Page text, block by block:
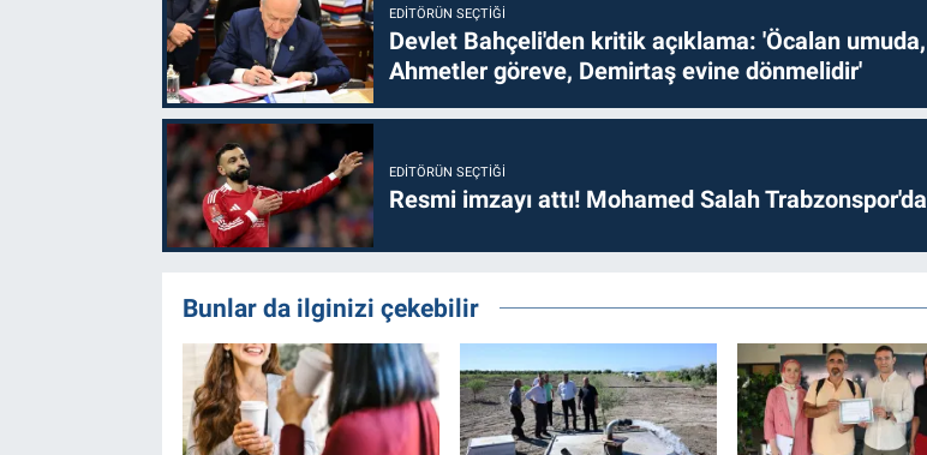
EDITÖRÜN SEÇTIĞI
Devlet Bahçeli'den kritik açıklama: 'Öcalan umuda,
Ahmetler göreve, Demirtaş evine dönmelidir'
EDITÖRÜN SEÇTIĞI
Resmi imzayı attı! Mohamed Salah Trabzonspor'da
Bunlar da ilginizi çekebilir